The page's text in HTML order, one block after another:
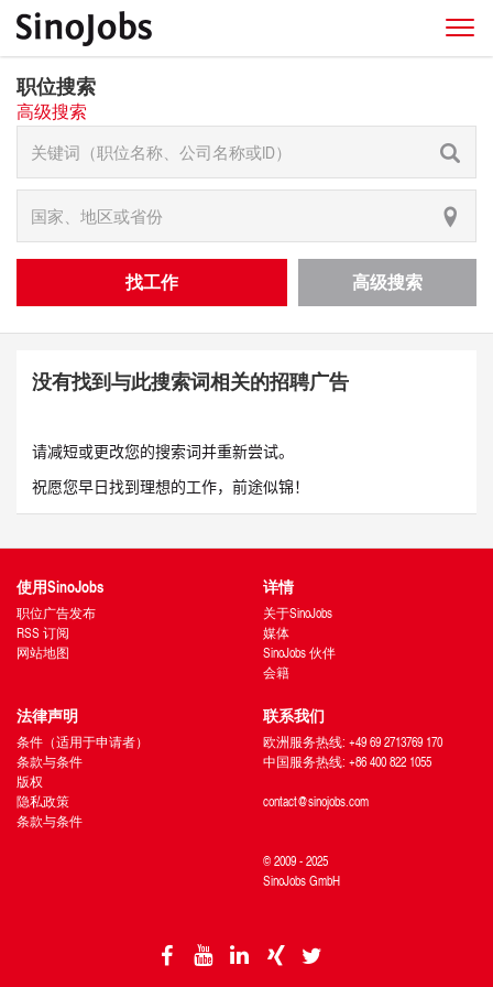
职位搜索
高级搜索
找工作 高级搜索
没有找到与此搜索词相关的招聘广告
请减短或更改您的搜索词并重新尝试。
祝愿您早日找到理想的工作，前途似锦！
使用SinoJobs
职位广告发布
RSS 订阅
网站地图
详情
关于SinoJobs
媒体
SinoJobs 伙伴
会籍
法律声明
条件（适用于申请者）
条款与条件
版权
隐私政策
条款与条件
联系我们
欧洲服务热线: +49 69 2713769 170
中国服务热线: +86 400 822 1055
contact@sinojobs.com
© 2009 - 2025
SinoJobs GmbH